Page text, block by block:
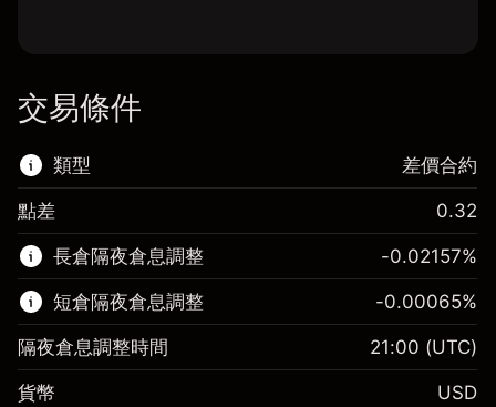
交易條件
類型
該金融市場可進行差價合約交易。
了解更多：
差價合約
差價合約
點差 0.32
長倉隔夜倉息調整 -0.02157%
短倉隔夜倉息調整 -0.00065%
隔夜倉息調整時間 21:00 (UTC)
貨幣 USD